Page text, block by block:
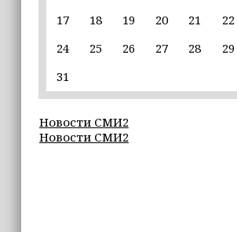
введён единый экзамен по
15:06
В Чечне закупили около 190
новых учебников для школ
14:45
17
18 19 20 21 22
24
25 26 27 28 29
31
Новости СМИ2
Новости СМИ2